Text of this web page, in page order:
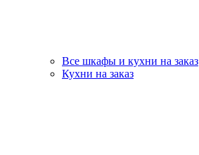
Все шкафы и кухни на заказ
Кухни на заказ